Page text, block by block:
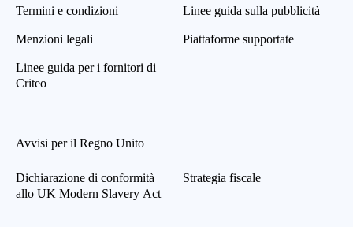
Termini e condizioni
Menzioni legali
Linee guida per i fornitori di
Criteo
Linee guida sulla pubblicità
Piattaforme supportate
Avvisi per il Regno Unito
Dichiarazione di conformità
allo UK Modern Slavery Act
Strategia fiscale